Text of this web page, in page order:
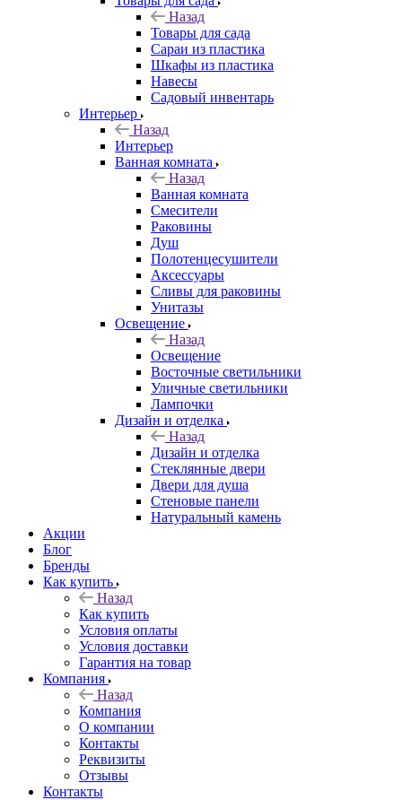
Назад
Товары для сада
Сараи из пластика
Шкафы из пластика
Навесы
Садовый инвентарь
Интерьер
Назад
Интерьер
Ванная комната
Назад
Ванная комната
Смесители
Раковины
Душ
Полотенцесушители
Аксессуары
Сливы для раковины
Унитазы
Освещение
Назад
Освещение
Восточные светильники
Уличные светильники
Лампочки
Дизайн и отделка
Назад
Дизайн и отделка
Стеклянные двери
Двери для душа
Стеновые панели
Натуральный камень
Акции
Блог
Бренды
Как купить
Назад
Как купить
Условия оплаты
Условия доставки
Гарантия на товар
Компания
Назад
Компания
О компании
Контакты
Реквизиты
Отзывы
Контакты